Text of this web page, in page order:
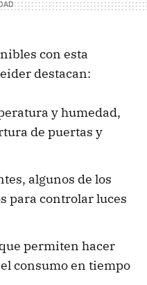
con esta
destacan:
y humedad,
de puertas y
algunos de los
para controlar luces
permiten hacer
consumo en tiempo